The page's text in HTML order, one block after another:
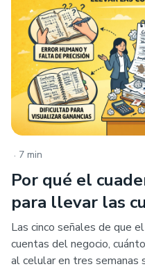
. 7 min
Por qué el
para llevar las
Las cinco señales de que
cuentas del negocio,
al celular en tres semanas